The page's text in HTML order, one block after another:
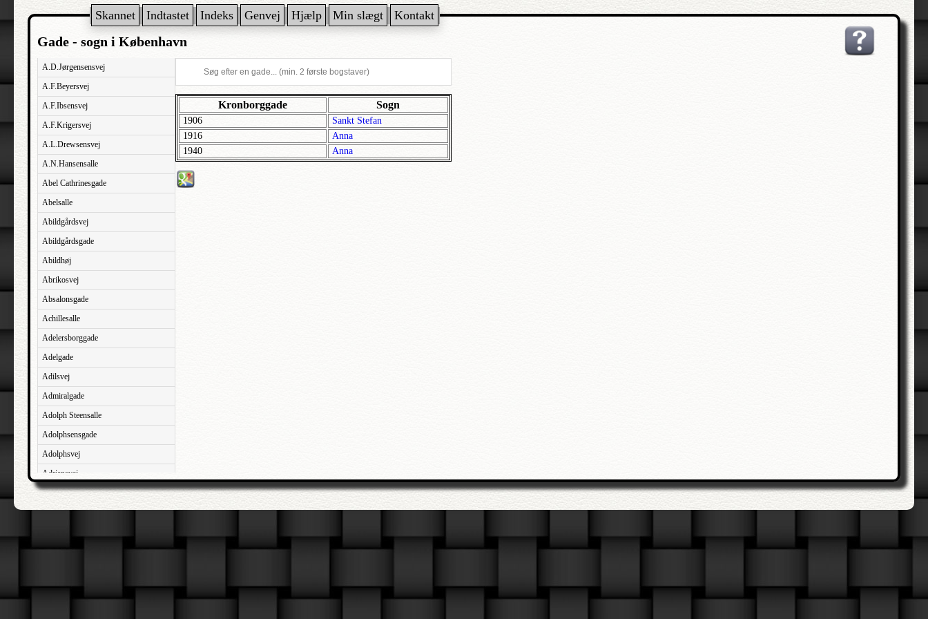
Skannet Indtastet Indeks Genvej Hjælp Min slægt Kontakt
Gade - sogn i København
A.D.Jørgensensvej
A.F.Beyersvej
A.F.Ibsensvej
A.F.Krigersvej
A.L.Drewsensvej
A.N.Hansensalle
Abel Cathrinesgade
Abelsalle
Abildgårdsvej
Abildgårdsgade
Abildhøj
Abrikosvej
Absalonsgade
Achillesalle
Adelersborggade
Adelgade
Adilsvej
Admiralgade
Adolph Steensalle
Adolphsensgade
Adolphsvej
Adriansvej
Aftenbakken
Agavevej
Agermosen
Agersøgade
Kronborggade Sogn
1906
Sankt Stefan
1916
Anna
1940
Anna